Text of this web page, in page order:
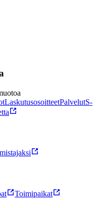
LaskutusosoitteetPalvelutS-
Toimipaikat